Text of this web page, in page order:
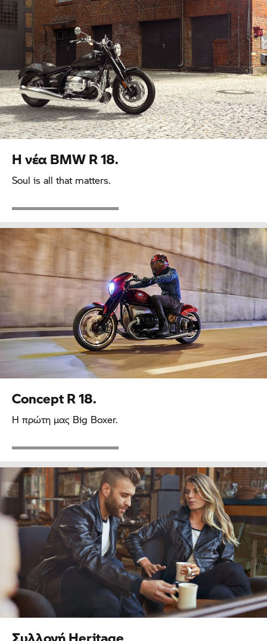
Η νέα BMWR 18.
Soul is all that matters.
ConceptR 18.
Η πρώτη μας Big Boxer.